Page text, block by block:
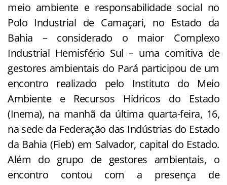
meio ambiente e responsabilidade social no
Polo Industrial de Camaçari, no Estado da
Bahia – considerado o maior Complexo
Industrial Hemisfério Sul – uma comitiva de
gestores ambientais do Pará participou de um
encontro realizado pelo Instituto do Meio
Ambiente e Recursos Hídricos do Estado
(Inema), na manhã da última quarta-feira, 16,
na sede da Federação das Indústrias do Estado
da Bahia (Fieb) em Salvador, capital do Estado.
Além do grupo de gestores ambientais, o
encontro contou com a presença de